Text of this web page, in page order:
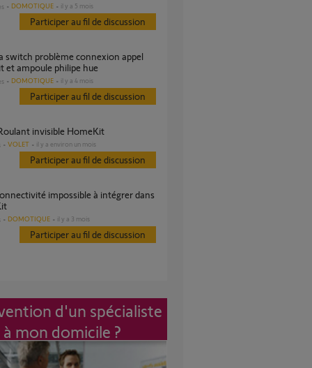
DOMOTIQUE il y a 5 mois
Participer au fil de discussion
et ampoule philipe hue
DOMOTIQUE il y a 4 mois
Participer au fil de discussion
invisible HomeKit
VOLET il y a environ un mois
Participer au fil de discussion
DOMOTIQUE il y a 3 mois
Participer au fil de discussion
d'un spécialiste
à mon domicile ?